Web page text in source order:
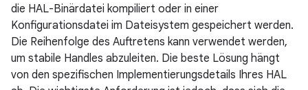
die HAL-Binärdatei kompiliert oder in einer
Konfigurationsdatei im Dateisystem gespeichert werden.
Die Reihenfolge des Auftretens kann verwendet werden,
um stabile Handles abzuleiten. Die beste Lösung hängt
von den spezifischen Implementierungsdetails Ihres HAL